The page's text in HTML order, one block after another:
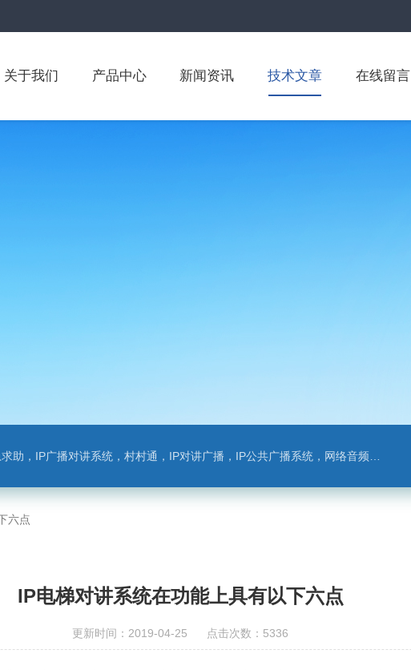
关于我们 产品中心 新闻资讯 技术文章 在线留言
统，村村通，IP对讲广播，IP公共广播系统，网络音频模块，银行对讲，背景音乐，网络录播，班班通
六点
IP电梯对讲系统在功能上具有以下六点
更新时间：2019-04-25 点击次数：5336